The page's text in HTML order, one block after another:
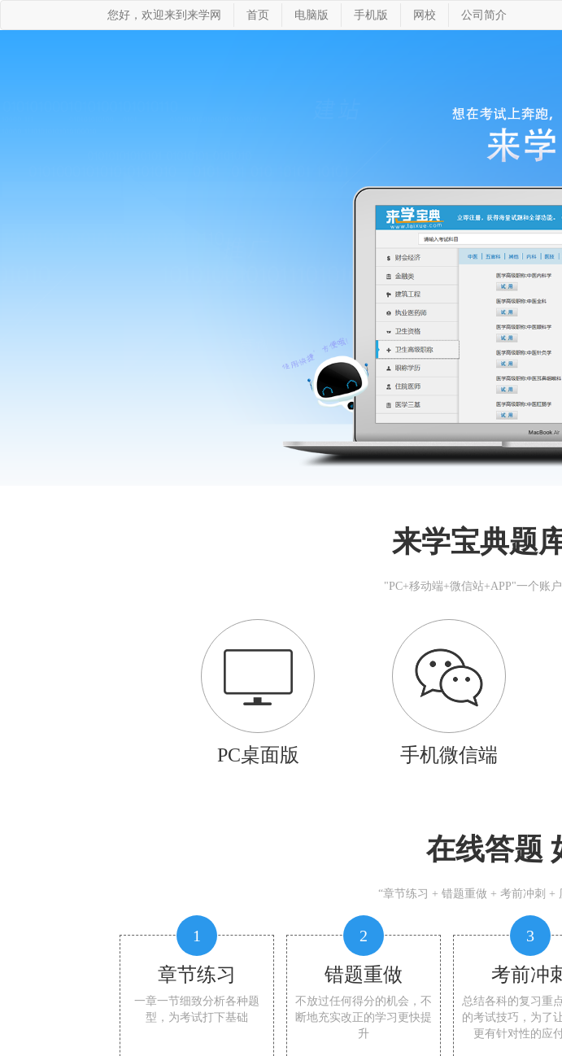
您好，欢迎来到来学网 首页 电脑版 手机版 网校 公司简介
来学宝典题
"PC+移动端+微信站+APP"一个账
PC桌面版 手机微信端
在线答题
“章节练习 + 错题重做 + 考前冲刺 +
1
章节练习
一章一节细致分析各种题
型，为考试打下基础
2
错题重做
不放过任何得分的机会，不
断地充实改正的学习更快提
升
3
考前冲
总结各科的复习重
的考试技巧，为了
更有针对性的应